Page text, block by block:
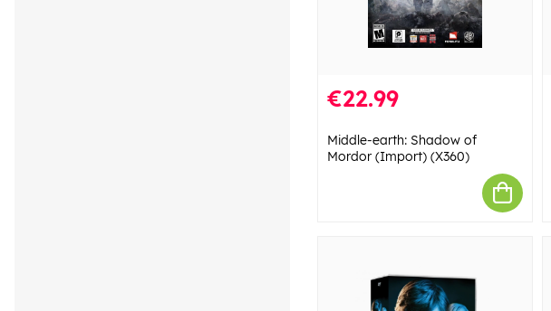
€22.99
Middle-earth: Shadow of
Mordor (Import) (X360)